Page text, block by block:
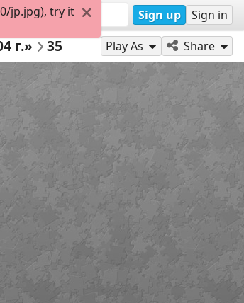
Sign up Sign in
г.» 35 Play As Share
jp.jpg), try it